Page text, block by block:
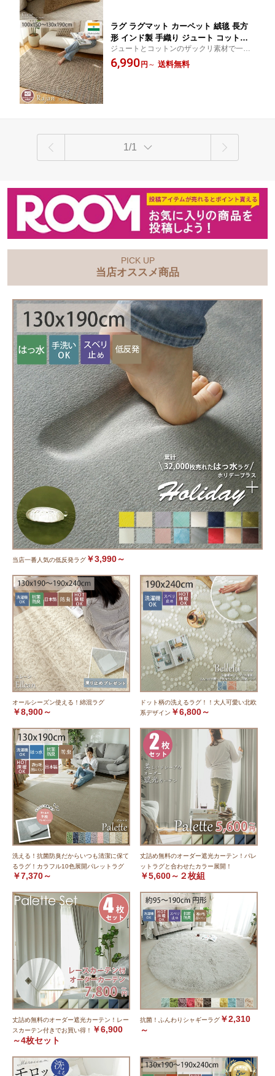
ラグ ラグマット カーペット 絨毯 長方
形 インド製 手織り ジュート コットン
綿 ウール 1.5畳 オールシーズン 北欧 モ
ダン ボーダー 柄 ホットカーペット 床
ジュートとコットンのザックリ素材で一年
中快適。海外インテリア風のモダンなボー
ダー柄インド製手織りラグ
6,990 円 ～ 送料無料
1/1